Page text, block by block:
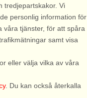
ankomst. Gäller för
31/12-2027
tredjepartskakor. Vi
personlig information för
våra tjänster, för att spåra
samt visa
eller välja vilka av våra
. Du kan också återkalla